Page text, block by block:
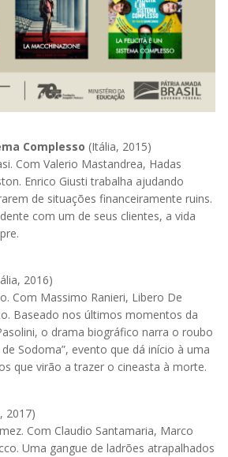
Complesso (Itália, 2015)
Com Valerio Mastandrea, Hadas
Enrico Giusti trabalha ajudando
de situações financeiramente ruins.
com um de seus clientes, a vida
2016)
Com Massimo Ranieri, Libero De
Baseado nos últimos momentos da
o drama biográfico narra o roubo
Sodoma”, evento que dá início à uma
que virão a trazer o cineasta à morte.
2017)
Com Claudio Santamaria, Marco
Uma gangue de ladrões atrapalhados